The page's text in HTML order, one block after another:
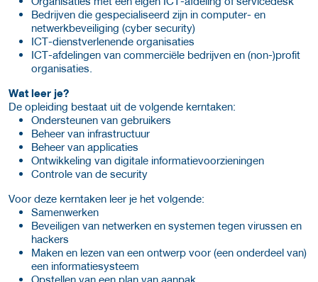
Bedrijven die gespecialiseerd zijn in computer- en
netwerkbeveiliging (cyber security)
ICT-dienstverlenende organisaties
ICT-afdelingen van commerciële bedrijven en (non-)profit
organisaties.
Wat leer je?
De opleiding bestaat uit de volgende kerntaken:
Ondersteunen van gebruikers
Beheer van infrastructuur
Beheer van applicaties
Ontwikkeling van digitale informatievoorzieningen
Controle van de security
Voor deze kerntaken leer je het volgende:
Samenwerken
Beveiligen van netwerken en systemen tegen virussen en
hackers
Maken en lezen van een ontwerp voor (een onderdeel van)
een informatiesysteem
Opstellen van een plan van aanpak